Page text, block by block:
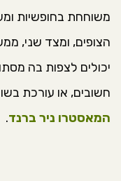
משוחחת בחופשיות
הצופים, ומצד שני,
יכולים לצפות בה
חשובים, או עורכת
המאסטרו ניר ברנד.